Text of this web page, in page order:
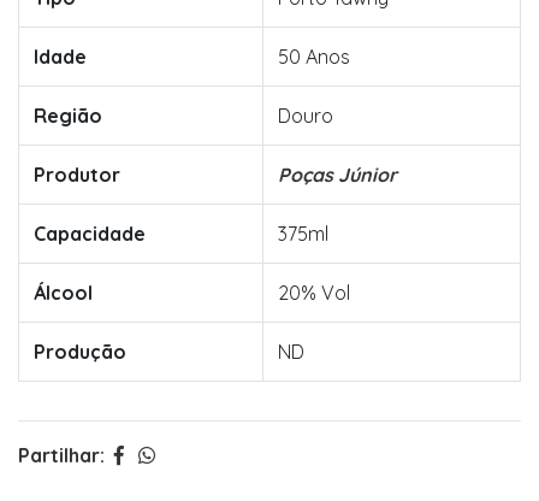
Idade 50 Anos
Região Douro
Produtor Poças Júnior
Capacidade 375ml
Álcool 20% Vol
Produção ND
Partilhar: